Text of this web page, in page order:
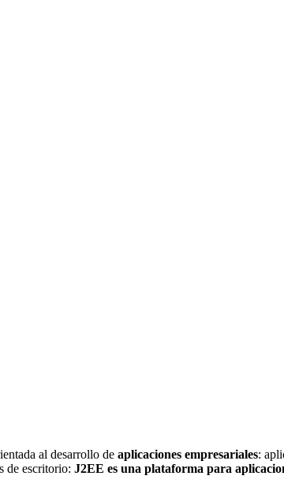
al desarrollo de aplicaciones empresariales:
de escritorio: J2EE es una plataforma para